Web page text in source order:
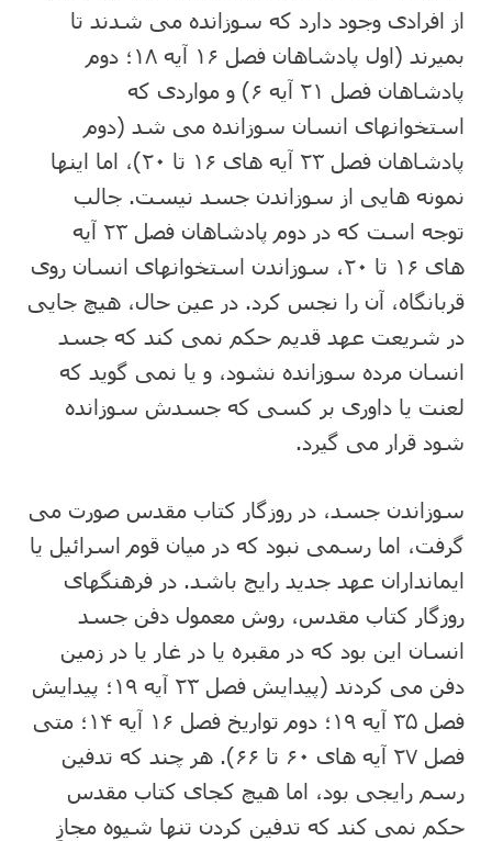
از افرادی وجود دارد که سوزانده می شدند تا
بمیرند (اول پادشاهان فصل ۱۶ آیه ۱۸؛ دوم
پادشاهان فصل ۲۱ آیه ۶) و مواردی که
استخوانهای انسان سوزانده می شد (دوم
پادشاهان فصل ۲۳ آیه های ۱۶ تا ۲۰)، اما اینها
نمونه هایی از سوزاندن جسد نیست. جالب
توجه است که در دوم پادشاهان فصل ۲۳ آیه
های ۱۶ تا ۲۰، سوزاندن استخوانهای انسان روی
قربانگاه، آن را نجس کرد. در عین حال، هیچ جایی
در شریعت عهد قدیم حکم نمی کند که جسد
انسان مرده سوزانده نشود، و یا نمی گوید که
لعنت یا داوری بر کسی که جسدش سوزانده
شود قرار می گیرد.
سوزاندن جسد، در روزگار کتاب مقدس صورت می
گرفت، اما رسمی نبود که در میان قوم اسرائیل یا
ایمانداران عهد جدید رایج باشد. در فرهنگهای
روزگار کتاب مقدس، روش معمول دفن جسد
انسان این بود که در مقبره یا در غار یا در زمین
دفن می کردند (پیدایش فصل ۲۳ آیه ۱۹؛ پیدایش
فصل ۳۵ آیه ۱۹؛ دوم تواریخ فصل ۱۶ آیه ۱۴؛ متی
فصل ۲۷ آیه های ۶۰ تا ۶۶). هر چند که تدفین
رسم رایجی بود، اما هیچ کجای کتاب مقدس
حکم نمی کند که تدفین کردن تنها شیوه مجازِ